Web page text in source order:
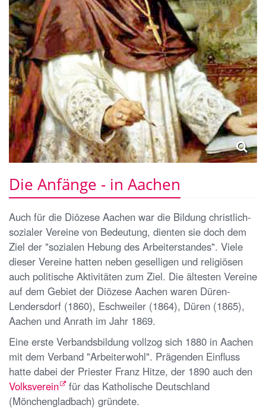
Die Anfänge - in Aachen
Auch für die Diözese Aachen war die Bildung christlich-
sozialer Vereine von Bedeutung, dienten sie doch dem
Ziel der "sozialen Hebung des Arbeiterstandes". Viele
dieser Vereine hatten neben geselligen und religiösen
auch politische Aktivitäten zum Ziel. Die ältesten Vereine
auf dem Gebiet der Diözese Aachen waren Düren-
Lendersdorf (1860), Eschweiler (1864), Düren (1865),
Aachen und Anrath im Jahr 1869.
Eine erste Verbandsbildung vollzog sich 1880 in Aachen
mit dem Verband "Arbeiterwohl". Prägenden Einfluss
hatte dabei der Priester Franz Hitze, der 1890 auch den
Volksverein
für das Katholische Deutschland
(Mönchengladbach) gründete.